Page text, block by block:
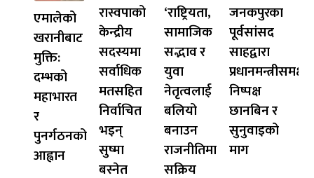
एमालेको
खरानीबाट
मुक्ति:
दम्भको
महाभारत
र
पुनर्गठनको
आह्वान
रास्वपाको
केन्द्रीय
सदस्यमा
सर्वाधिक
मतसहित
निर्वाचित
भइन्
सुष्मा
बस्नेत
‘राष्ट्रियता,
सामाजिक
सद्भाव र
युवा
नेतृत्वलाई
बलियो
बनाउन
राजनीतिमा
सक्रिय
जनकपुरका
पूर्वसांसद
साहद्वारा
प्रधानमन्त्रीसमक्ष
निष्पक्ष
छानबिन र
सुनुवाइको
माग